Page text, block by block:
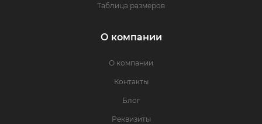
Таблица размеров
О компании
О компании
Контакты
Блог
Реквизиты